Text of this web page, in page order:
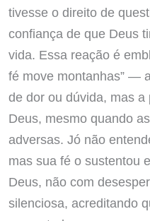
tivesse o direito de
confiança de que Deus
vida. Essa reação é
fé move montanhas” —
de dor ou dúvida, mas
Deus, mesmo quando
adversas. Jó não
mas sua fé o sustentou
Deus, não com
silenciosa, acreditando